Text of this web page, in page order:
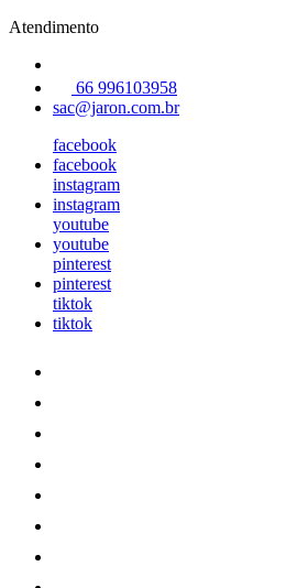
Atendimento
66 996103958
sac@jaron.com.br
facebook
facebook
instagram
instagram
youtube
youtube
pinterest
pinterest
tiktok
tiktok